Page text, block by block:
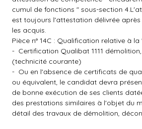
cumul de fonctions " sous-section
est toujours l'attestation délivrée
les acquis.
Pièce n° 14C : Qualification relative à
- Certification Qualibat 1111
(technicité courante)
- Ou en l'absence de certificats de
ou équivalent, le candidat devra
de bonne exécution de ses clients
des prestations similaires à l'objet du
détail des travaux de démolition,